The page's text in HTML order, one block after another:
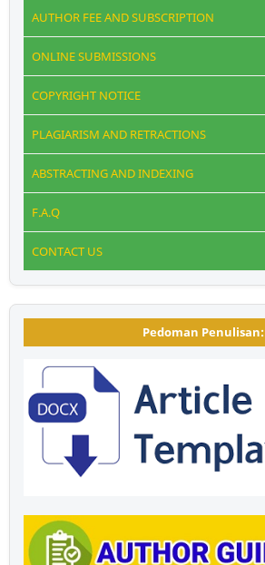
AUTHOR FEE AND SUBSCRIPTION
ONLINE SUBMISSIONS
COPYRIGHT NOTICE
PLAGIARISM AND RETRACTIONS
ABSTRACTING AND INDEXING
F.A.Q
CONTACT US
Pedoman Penulisan: